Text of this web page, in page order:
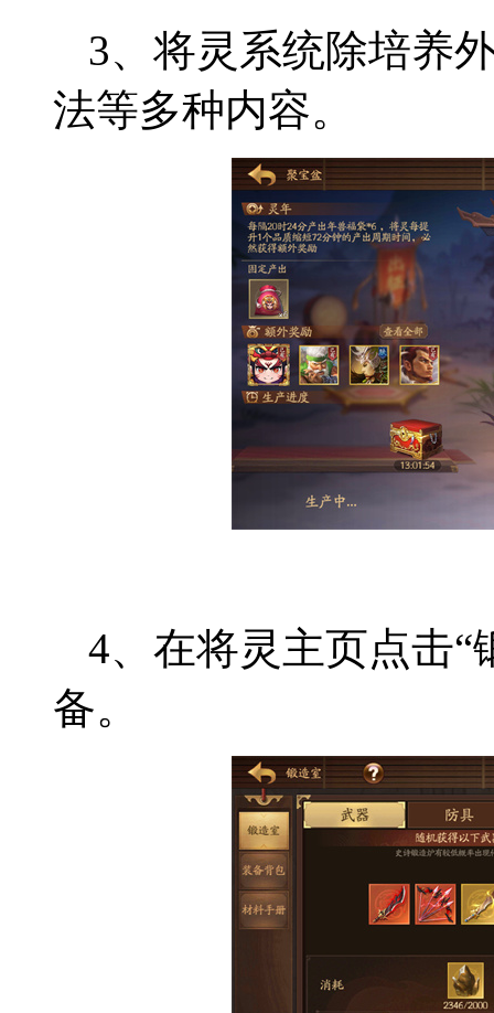
3、将灵系统除培养
法等多种内容。
4、在将灵主页点击“
备。